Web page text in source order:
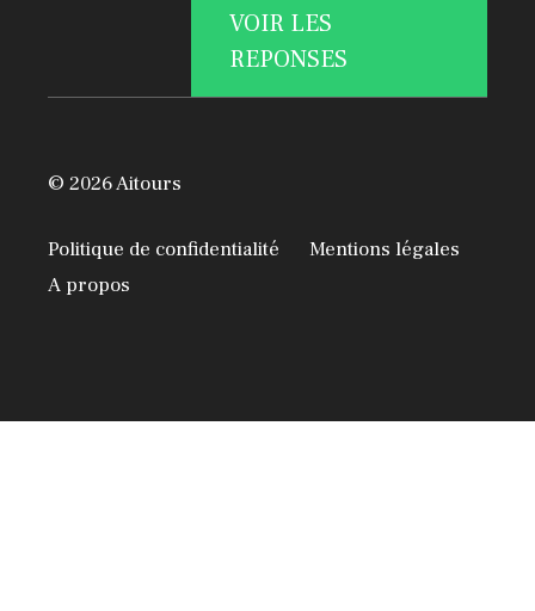
VOIR LES
REPONSES
© 2026 Aitours
Politique de confidentialité
Mentions légales
A propos